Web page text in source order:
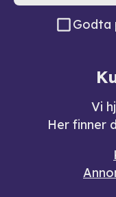
Godta
Vi
Her finner